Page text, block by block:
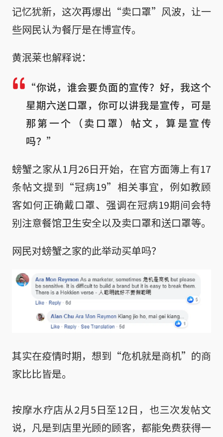
记忆犹新，这次再爆出“卖口罩”风波，让一
些网民认为餐厅是在博宣传。
黄泯莱也解释说：
“你说，谁会要负面的宣传？好，我这个
星期六送口罩，你可以讲我是宣传，可是
那第一个（卖口罩）帖文，算是宣传
吗？”
螃蟹之家从1月26日开始，在官方面簿上有17
条帖文提到“冠病19”相关事宜，例如教顾
客如何正确戴口罩、强调在冠病19期间会特
别注意餐馆卫生安全以及卖口罩和送口罩等。
网民对螃蟹之家的此举动买单吗？
其实在疫情时期，想到“危机就是商机”的商
家比比皆是。
按摩水疗店从2月5日至12日，也三次发帖文
说，凡是到店里光顾的顾客，都能免费获得一